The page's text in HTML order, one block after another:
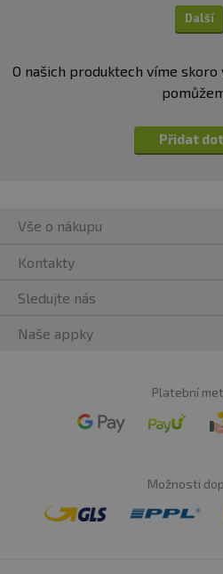
Další
O našich produktech víme
Přidat
Vše o nákupu
Kontakty
Sledujte nás
Naše appky
Platební
Možnosti